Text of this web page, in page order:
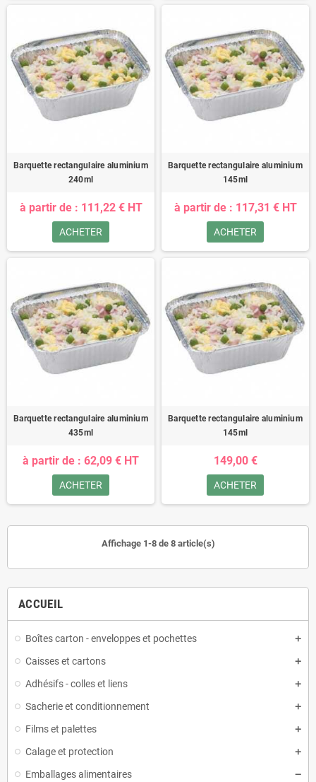
ACCUEIL
Boîtes carton - enveloppes et pochettes
Caisses et cartons
Adhésifs - colles et liens
Sacherie et conditionnement
Films et palettes
Calage et protection
Emballages alimentaires
Barquette rectangulaire aluminium
240ml
à partir de : 111,22 € HT
ACHETER
Barquette rectangulaire aluminium
145ml
à partir de : 117,31 € HT
ACHETER
Barquette rectangulaire aluminium
435ml
à partir de : 62,09 € HT
ACHETER
Barquette rectangulaire aluminium
145ml
149,00 €
ACHETER
Affichage 1-8 de 8 article(s)